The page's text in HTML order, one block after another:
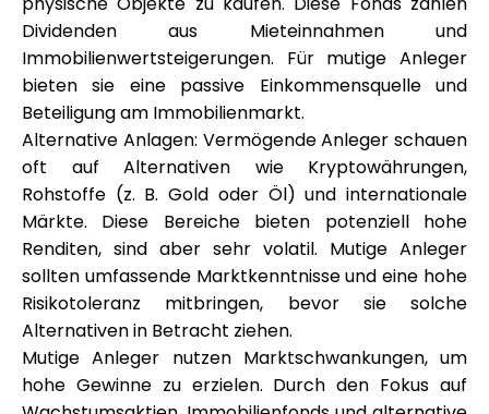
Dividenden aus Mieteinnahmen und
Immobilienwertsteigerungen. Für mutige Anleger
bieten sie eine passive Einkommensquelle und
Beteiligung am Immobilienmarkt.
Alternative Anlagen: Vermögende Anleger schauen
oft auf Alternativen wie Kryptowährungen,
Rohstoffe (z. B. Gold oder Öl) und internationale
Märkte. Diese Bereiche bieten potenziell hohe
Renditen, sind aber sehr volatil. Mutige Anleger
sollten umfassende Marktkenntnisse und eine hohe
Risikotoleranz mitbringen, bevor sie solche
Alternativen in Betracht ziehen.
Mutige Anleger nutzen Marktschwankungen, um
hohe Gewinne zu erzielen. Durch den Fokus auf